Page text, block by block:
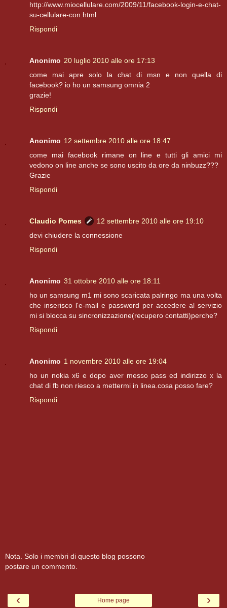
http://www.miocellulare.com/2009/11/facebook-login-e-chat-
su-cellulare-con.html
Rispondi
Anonimo 20 luglio 2010 alle ore 17:13
come mai apre solo la chat di msn e non quella di
facebook? io ho un samsung omnia 2
grazie!
Rispondi
Anonimo 12 settembre 2010 alle ore 18:47
come mai facebook rimane on line e tutti gli amici mi
vedono on line anche se sono uscito da ore da ninbuzz???
Grazie
Rispondi
Claudio Pomes
12 settembre 2010 alle ore 19:10
devi chiudere la connessione
Rispondi
Anonimo 31 ottobre 2010 alle ore 18:11
ho un samsung m1 mi sono scaricata palringo ma una volta
che inserisco l'e-mail e password per accedere al servizio
mi si blocca su sincronizzazione(recupero contatti)perche?
Rispondi
Anonimo 1 novembre 2010 alle ore 19:04
ho un nokia x6 e dopo aver messo pass ed indirizzo x la
chat di fb non riesco a mettermi in linea.cosa posso fare?
Rispondi
Nota. Solo i membri di questo blog possono
postare un commento.
‹ ›
Home page